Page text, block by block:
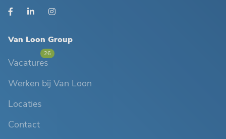
Van Loon Group
Vacatures
26
Werken bij Van Loon
Locaties
Contact